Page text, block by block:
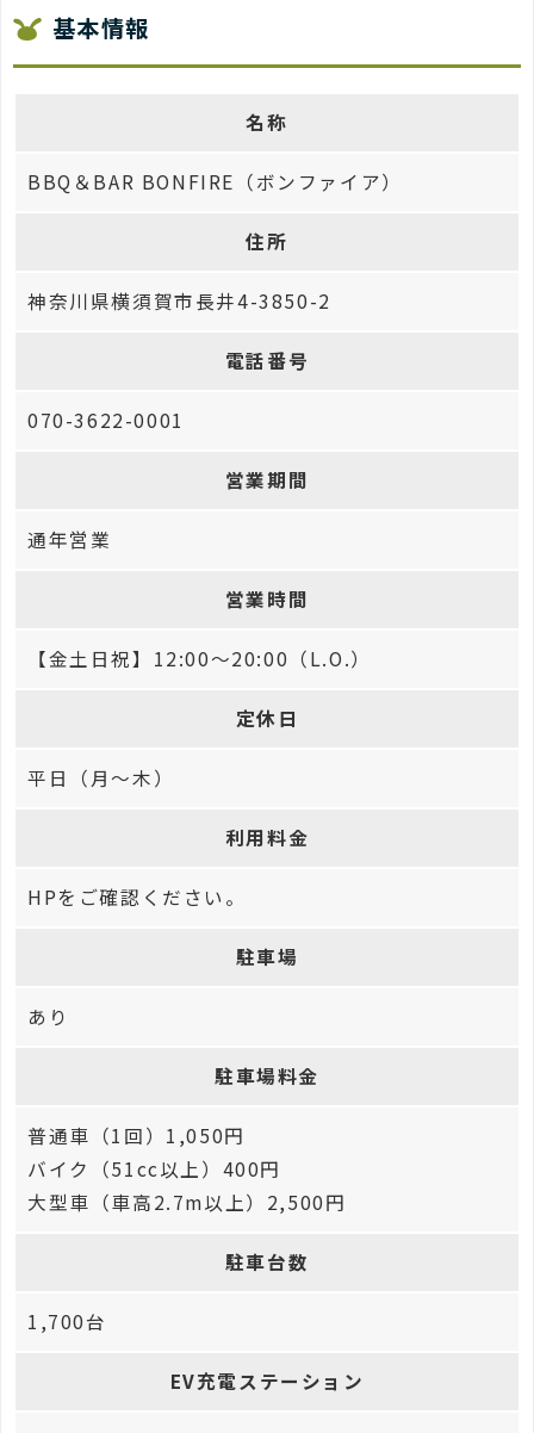
基本情報
名称
BBQ＆BAR BONFIRE（ボンファイア）
住所
神奈川県横須賀市長井4-3850-2
電話番号
070-3622-0001
営業期間
通年営業
営業時間
【金土日祝】12:00～20:00（L.O.）
定休日
平日（月～木）
利用料金
HPをご確認ください。
駐車場
あり
駐車場料金
普通車（1回）1,050円
バイク（51cc以上）400円
大型車（車高2.7m以上）2,500円
駐車台数
1,700台
EV充電ステーション